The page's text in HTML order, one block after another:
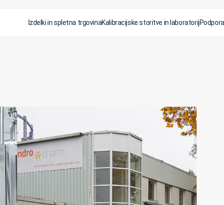
Izdelki in spletna trgovinaKalibracijske storitve in laboratorij